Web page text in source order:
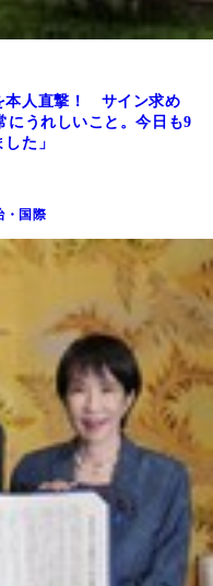
本人直撃！ サイン求め
うれしいこと。今日も9
た」
・国際